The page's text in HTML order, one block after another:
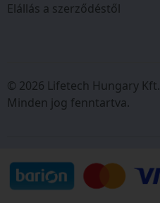
Elállás a szerződéstől
© 2026 Lifetech Hungary Kft.
Minden jog fenntartva.